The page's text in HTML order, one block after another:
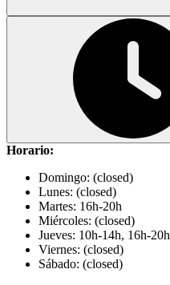
Horario:
Domingo: (closed)
Lunes: (closed)
Martes: 16h-20h
Miércoles: (closed)
Jueves: 10h-14h, 16h-20h
Viernes: (closed)
Sábado: (closed)